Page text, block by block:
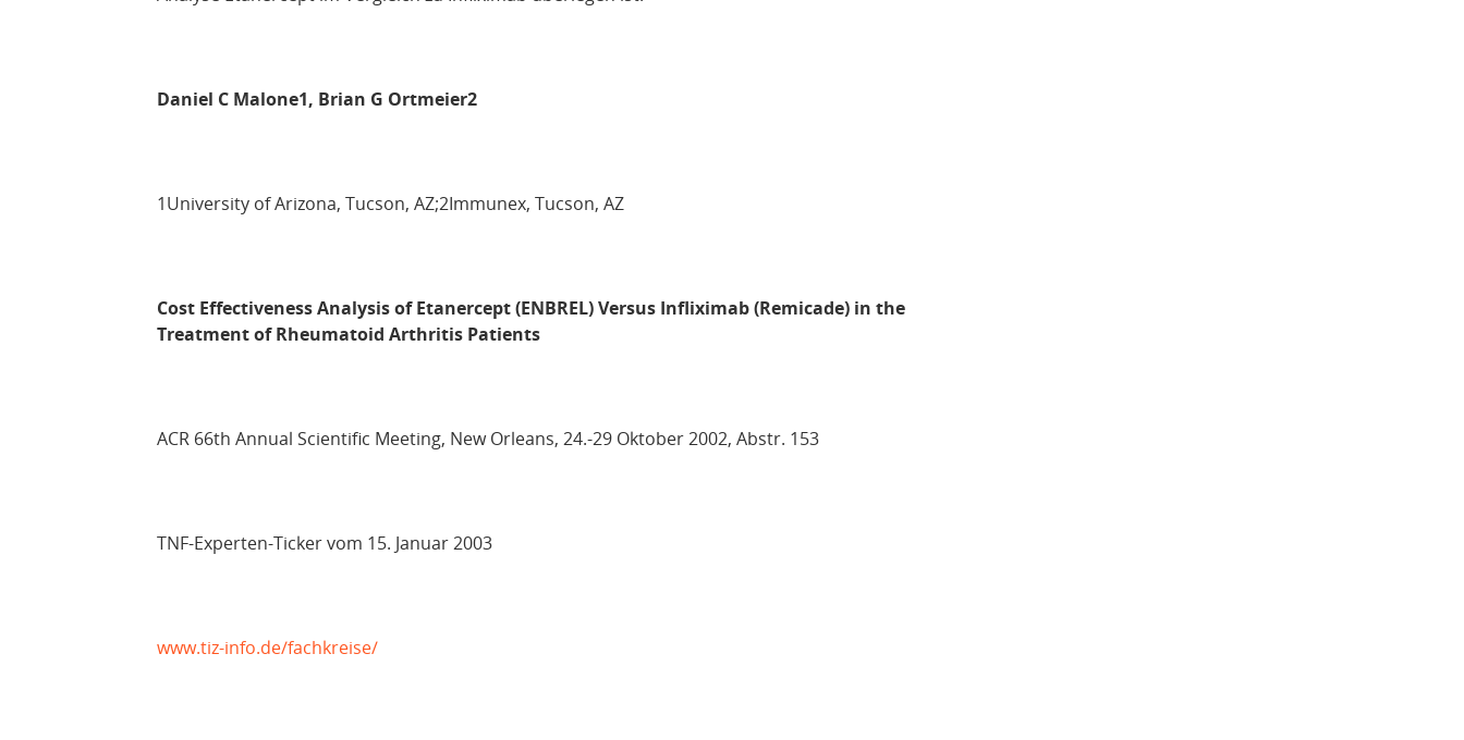
Daniel C Malone1, Brian G Ortmeier2
1University of Arizona, Tucson, AZ;2Immunex, Tucson, AZ
Cost Effectiveness Analysis of Etanercept (ENBREL) Versus Infliximab (Remicade) in the
Treatment of Rheumatoid Arthritis Patients
ACR 66th Annual Scientific Meeting, New Orleans, 24.-29 Oktober 2002, Abstr. 153
TNF-Experten-Ticker vom 15. Januar 2003
www.tiz-info.de/fachkreise/